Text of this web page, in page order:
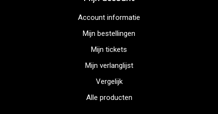
Account informatie
Mijn bestellingen
Mijn tickets
Mijn verlanglijst
Vergelijk
Alle producten